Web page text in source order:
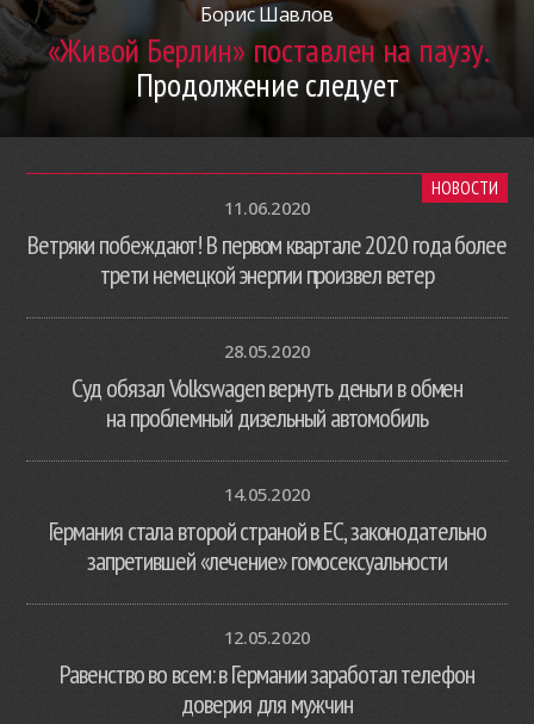
Борис Шавлов
«Живой Берлин» поставлен на паузу.
Продолжение следует
НОВОСТИ
11.06.2020
Ветряки побеждают! В первом квартале 2020 года более
трети немецкой энергии произвел ветер
28.05.2020
Суд обязал Volkswagen вернуть деньги в обмен
на проблемный дизельный автомобиль
14.05.2020
Германия стала второй страной в ЕС, законодательно
запретившей «лечение» гомосексуальности
12.05.2020
Равенство во всем: в Германии заработал телефон
доверия для мужчин